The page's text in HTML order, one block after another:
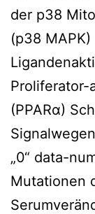
der p38
(p38
Proliferator-
(PPARα)
„0“ data-
Mutationen